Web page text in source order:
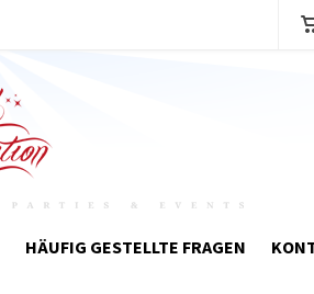
HÄUFIG GESTELLTE FRAGEN